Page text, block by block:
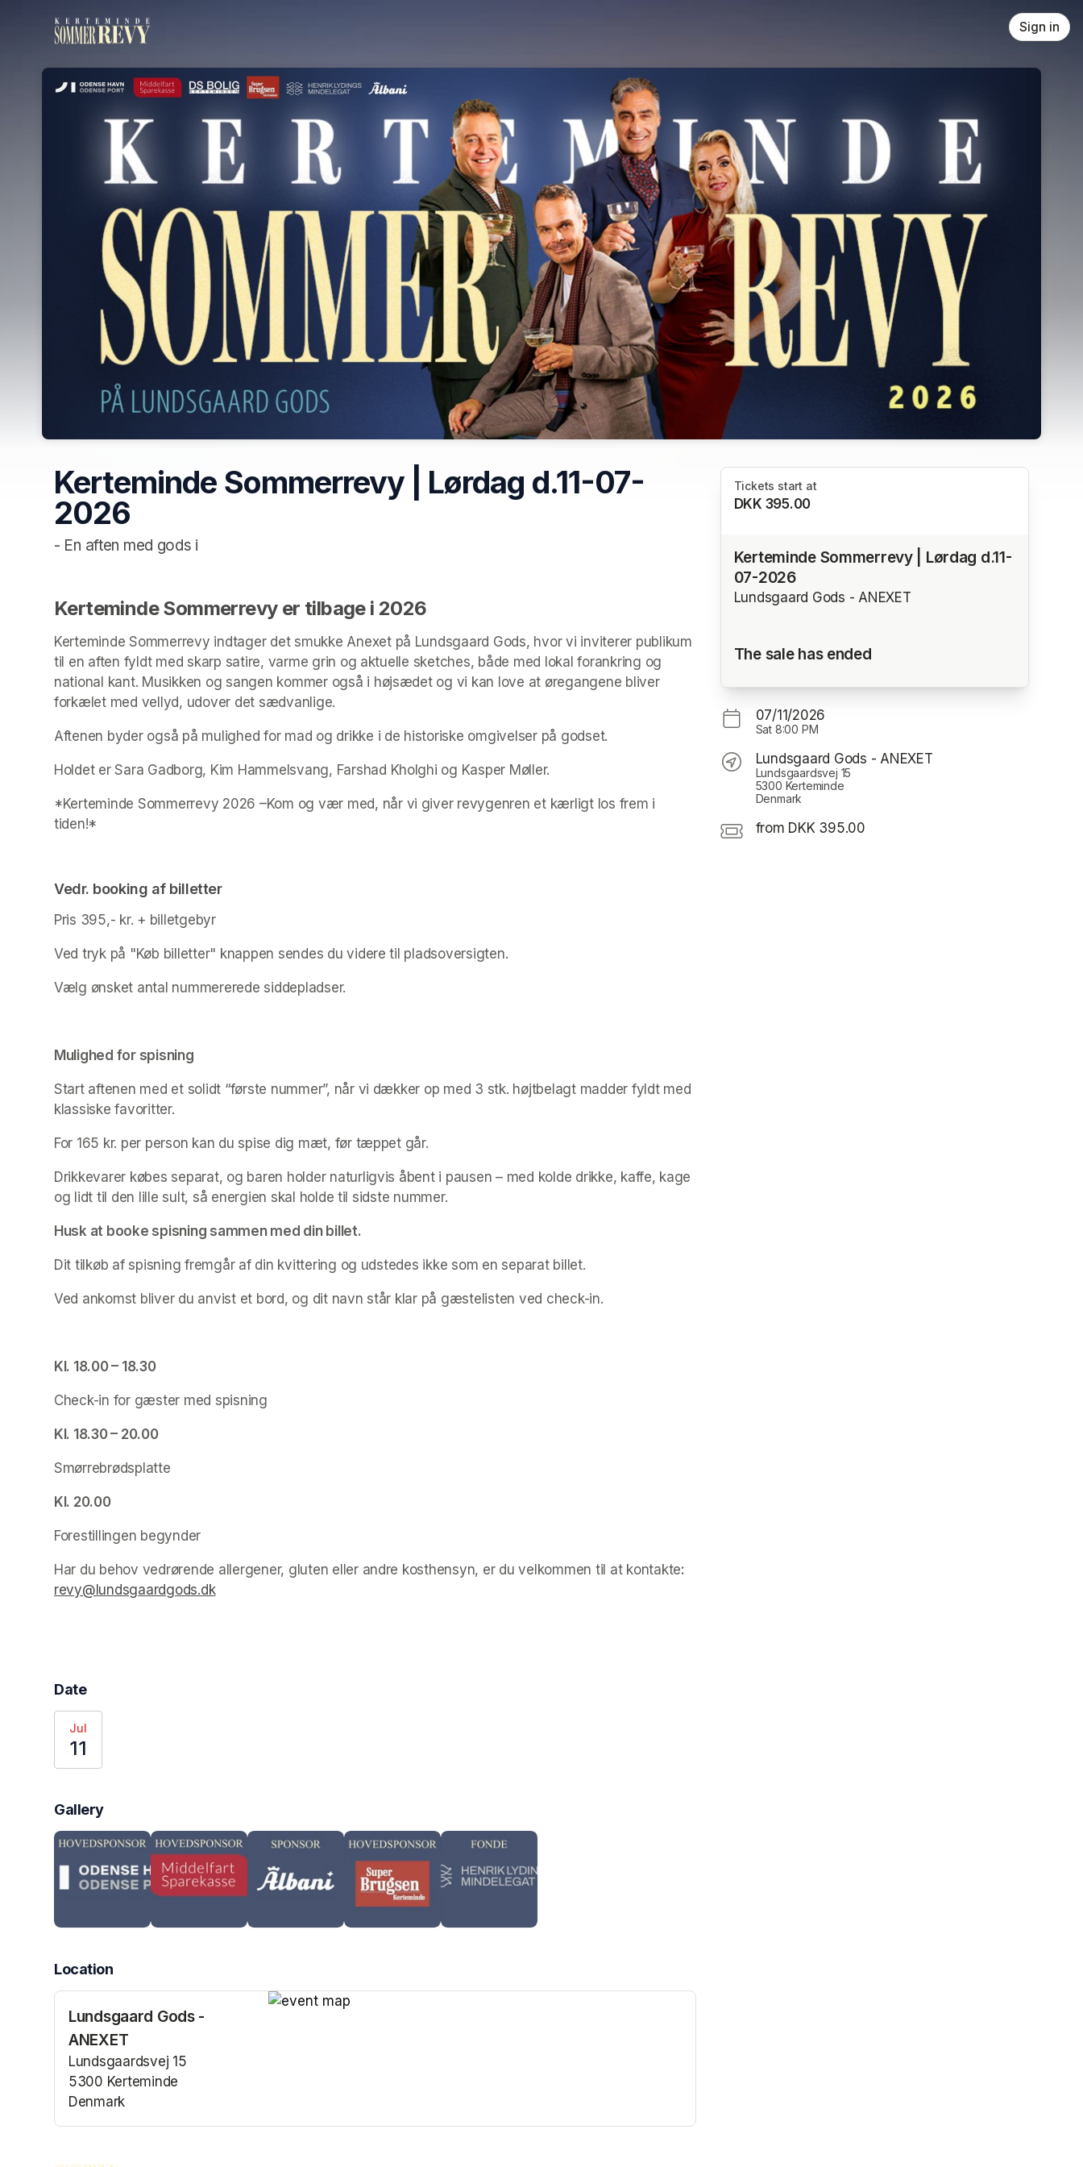
Sign in
Kerteminde Sommerrevy | Lørdag d.11-07-
2026
- En aften med gods i
Kerteminde Sommerrevy er tilbage i 2026
Kerteminde Sommerrevy indtager det smukke Anexet på Lundsgaard Gods, hvor vi inviterer publikum
til en aften fyldt med skarp satire, varme grin og aktuelle sketches, både med lokal forankring og
national kant. Musikken og sangen kommer også i højsædet og vi kan love at øregangene bliver
forkælet med vellyd, udover det sædvanlige.
Aftenen byder også på mulighed for mad og drikke i de historiske omgivelser på godset.
Holdet er Sara Gadborg, Kim Hammelsvang, Farshad Kholghi og Kasper Møller.
*Kerteminde Sommerrevy 2026 –Kom og vær med, når vi giver revygenren et kærligt los frem i
tiden!*
Vedr. booking af billetter
Pris 395,- kr. + billetgebyr
Ved tryk på "Køb billetter" knappen sendes du videre til pladsoversigten.
Vælg ønsket antal nummererede siddepladser.
(opens in a new tab)
Mulighed for spisning
Start aftenen med et solidt “første nummer”, når vi dækker op med 3 stk. højtbelagt madder fyldt med
klassiske favoritter.
For 165 kr. per person kan du spise dig mæt, før tæppet går.
Drikkevarer købes separat, og baren holder naturligvis åbent i pausen – med kolde drikke, kaffe, kage
og lidt til den lille sult, så energien skal holde til sidste nummer.
Husk at booke spisning sammen med din billet.
Dit tilkøb af spisning fremgår af din kvittering og udstedes ikke som en separat billet.
Ved ankomst bliver du anvist et bord, og dit navn står klar på gæstelisten ved check-in.
Kl. 18.00 – 18.30
Check-in for gæster med spisning
Kl. 18.30 – 20.00
Smørrebrødsplatte
Kl. 20.00
Forestillingen begynder
Har du behov vedrørende allergener, gluten eller andre kosthensyn, er du velkommen til at kontakte
revy@lundsgaardgods.dk(opens in a new tab)
Date
Jul
11
Gallery
Location
Lundsgaard Gods -
ANEXET
Lundsgaardsvej 15
5300 Kerteminde
Denmark
Tickets start at
DKK 395.00
Kerteminde Sommerrevy | Lørdag d.11-
07-2026
Lundsgaard Gods - ANEXET
The sale has ended
07/11/2026
Sat 8:00 PM
Lundsgaard Gods - ANEXET
Lundsgaardsvej 15
5300 Kerteminde
Denmark
from DKK 395.00